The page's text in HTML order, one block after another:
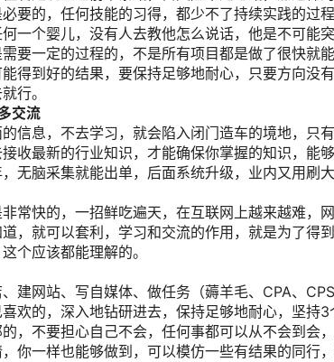
要的，任何技能的习得，都少不了持续实践的过
一个婴儿，没有人去教他怎么说话，他是不可能突
要一定的过程的，不是所有项目都是做了很快就
得到好的结果，要保持足够地耐心，只要方向没
行。
交流
信息，不去学习，就会陷入闭门造车的境地，只
收最新的行业知识，才能确保你掌握的知识，能
无脑采集就能出单，后面系统升级，业内又用刷
常快的，一招鲜吃遍天，在互联网上越来越难，
，就可以套利，学习和交流的作用，就是为了得
个应该都能理解的。
建网站、写自媒体、做任务（薅羊毛、CPA、
欢的，深入地钻研进去，保持足够地耐心，坚持3
，不要担心自己不会，任何事都可以从不会到会
你一样也能够做到，可以模仿一些有结果的同行